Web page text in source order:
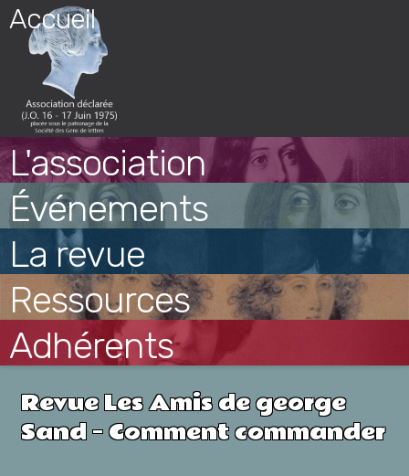
Skip
content
Accueil
L'association
Événements
La revue
Ressources
Adhérents
Revue Les Amis de george
Sand – Comment commander